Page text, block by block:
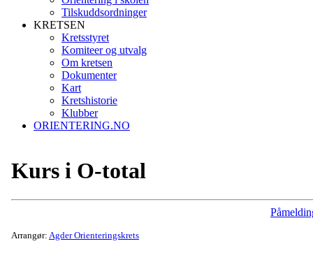
Tilskuddsordninger
KRETSEN
Kretsstyret
Komiteer og utvalg
Om kretsen
Dokumenter
Kart
Kretshistorie
Klubber
ORIENTERING.NO
Kurs i O-total
Arrangør: Agder Orienteringskrets